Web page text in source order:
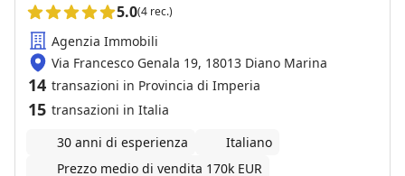
5.0(4 rec.)
Agenzia Immobili
Via Francesco Genala 19, 18013 Diano Marina
14 transazioni in Provincia di Imperia
15 transazioni in Italia
30 anni di esperienza
Italiano
Prezzo medio di vendita 170k EUR